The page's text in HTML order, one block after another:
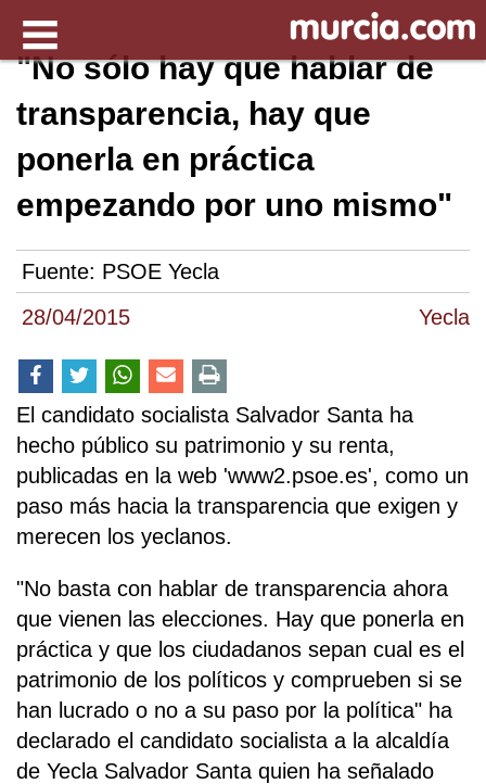
28/04/2015 Yecla
"No sólo hay que hablar de
transparencia, hay que
ponerla en práctica
empezando por uno mismo"
Fuente: PSOE Yecla
El candidato socialista Salvador Santa ha
hecho público su patrimonio y su renta,
publicadas en la web 'www2.psoe.es', como un
paso más hacia la transparencia que exigen y
merecen los yeclanos.
"No basta con hablar de transparencia ahora
que vienen las elecciones. Hay que ponerla en
práctica y que los ciudadanos sepan cual es el
patrimonio de los políticos y comprueben si se
han lucrado o no a su paso por la política" ha
declarado el candidato socialista a la alcaldía
de Yecla Salvador Santa quien ha señalado